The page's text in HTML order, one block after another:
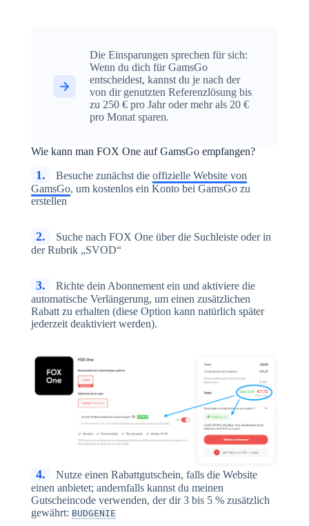
Die Einsparungen sprechen für sich:
Wenn du dich für GamsGo
entscheidest, kannst du je nach der
von dir genutzten Referenzlösung bis
zu 250 € pro Jahr oder mehr als 20 €
pro Monat sparen.
Wie kann man FOX One auf GamsGo empfangen?
1. Besuche zunächst dieoffizielle Website von
GamsGo, um kostenlos ein Konto bei GamsGo zu
erstellen
2.
Suche nach FOX One über die Suchleiste oder in
der Rubrik „SVOD“
3.
Richte dein Abonnement ein und aktiviere die
automatische Verlängerung, um einen zusätzlichen
Rabatt zu erhalten (diese Option kann natürlich später
jederzeit deaktiviert werden).
4.
Nutze einen Rabattgutschein, falls die Website
einen anbietet; andernfalls kannst du meinen
Gutscheincode verwenden, der dir 3 bis 5 % zusätzlich
gewährt: BUDGENIE